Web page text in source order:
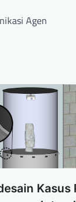
Agen
Kasus